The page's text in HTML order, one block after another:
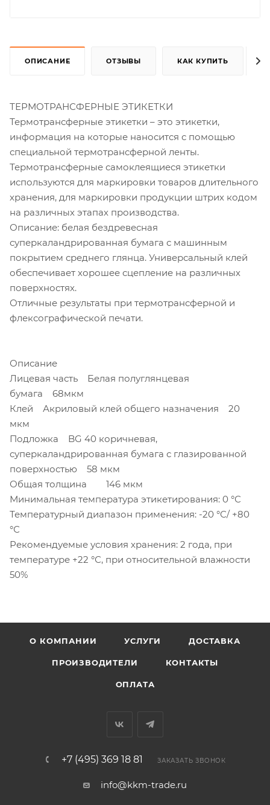
ОПИСАНИЕ ОТЗЫВЫ КАК КУПИТЬ
ТЕРМОТРАНСФЕРНЫЕ ЭТИКЕТКИ
Термотрансферные этикетки – это этикетки,
информация на которые наносится с помощью
специальной термотрансферной ленты.
Термотрансферные самоклеящиеся этикетки
используются для маркировки товаров длительного
хранения, для маркировки продукции штрих кодом
на различных этапах производства.
Описание: белая бездревесная
суперкаландрированная бумага с машинным
покрытием среднего глянца. Универсальный клей
обеспечивает хорошее сцепление на различных
поверхностях.
Отличные результаты при термотрансферной и
флексографической печати.
Описание
Лицевая часть Белая полуглянцевая
бумага 68мкм
Клей Акриловый клей общего назначения 20
мкм
Подложка BG 40 коричневая,
суперкаландрированная бумага с глазированной
поверхностью 58 мкм
Общая толщина 146 мкм
Минимальная температура этикетирования: 0 °С
Температурный диапазон применения: -20 °С/ +80
°С
Рекомендуемые условия хранения: 2 года, при
температуре +22 °С, при относительной влажности
50%
О КОМПАНИИ УСЛУГИ ДОСТАВКА
ПРОИЗВОДИТЕЛИ КОНТАКТЫ
ОПЛАТА
+7 (495) 369 18 81 ЗАКАЗАТЬ ЗВОНОК
info@kkm-trade.ru